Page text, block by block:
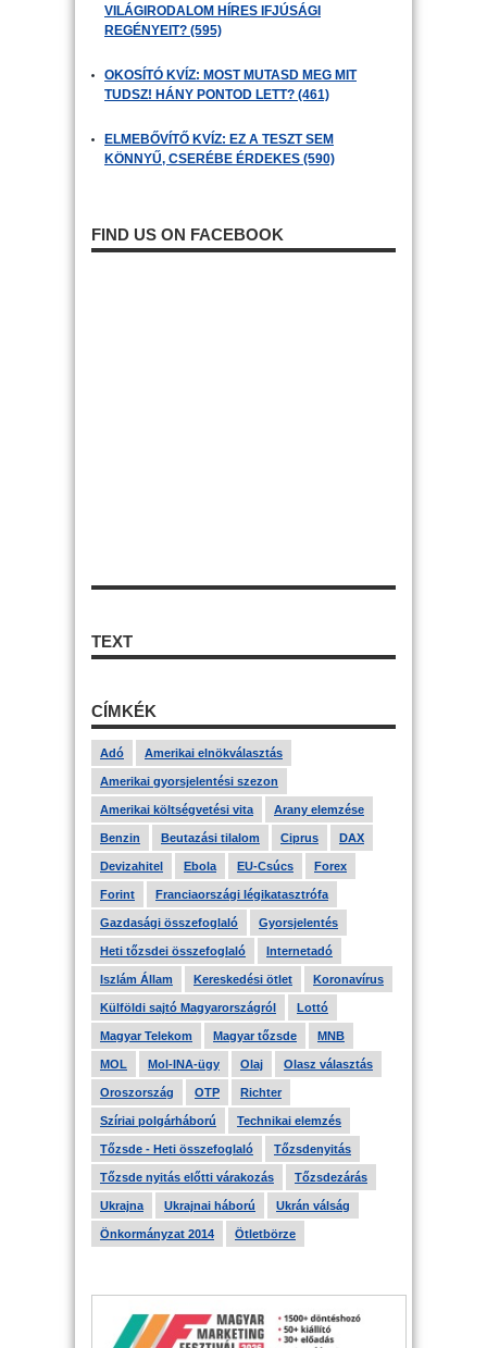
VILÁGIRODALOM HÍRES IFJÚSÁGI
REGÉNYEIT? (595)
OKOSÍTÓ KVÍZ: MOST MUTASD MEG MIT
TUDSZ! HÁNY PONTOD LETT? (461)
ELMEBŐVÍTŐ KVÍZ: EZ A TESZT SEM
KÖNNYŰ, CSERÉBE ÉRDEKES (590)
FIND US ON FACEBOOK
TEXT
CÍMKÉK
Adó Amerikai elnökválasztás
Amerikai gyorsjelentési szezon
Amerikai költségvetési vita Arany elemzése
Benzin Beutazási tilalom Ciprus DAX
Devizahitel Ebola EU-Csúcs Forex
Forint Franciaországi légikatasztrófa
Gazdasági összefoglaló Gyorsjelentés
Heti tőzsdei összefoglaló Internetadó
Iszlám Állam Kereskedési ötlet Koronavírus
Külföldi sajtó Magyarországról Lottó
Magyar Telekom Magyar tőzsde MNB
MOL Mol-INA-ügy Olaj Olasz választás
Oroszország OTP Richter
Szíriai polgárháború Technikai elemzés
Tőzsde - Heti összefoglaló Tőzsdenyitás
Tőzsde nyitás előtti várakozás Tőzsdezárás
Ukrajna Ukrajnai háború Ukrán válság
Önkormányzat 2014 Ötletbörze